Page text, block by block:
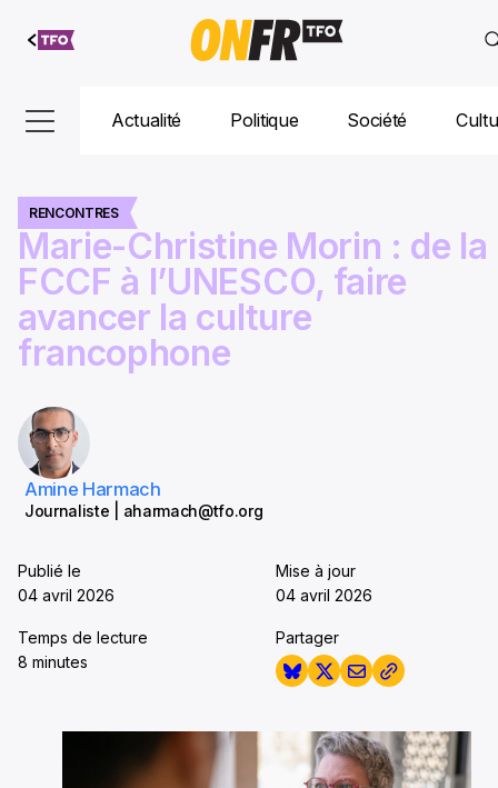
Aller au
contenu
Actualité Politique Société
RENCONTRES
Marie-Christine Morin : de la
FCCF à l’UNESCO, faire
avancer la culture
francophone
Amine Harmach
Journaliste | aharmach@tfo.org
Publié le
04 avril 2026
Mise à jour
04 avril 2026
Temps de lecture
8 minutes
Partager